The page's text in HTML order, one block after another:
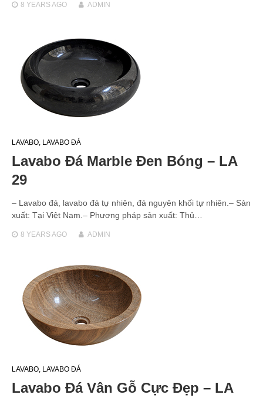
8 YEARSAGO ADMIN
LAVABO, LAVABO ĐÁ
Lavabo Đá Marble Đen Bóng – LA
29
– Lavabo đá, lavabo đá tự nhiên, đá nguyên khối tự nhiên.– Sản
xuất: Tại Việt Nam.– Phương pháp sản xuất: Thủ…
8 YEARSAGO ADMIN
LAVABO, LAVABO ĐÁ
Lavabo Đá Vân Gỗ Cực Đẹp – LA